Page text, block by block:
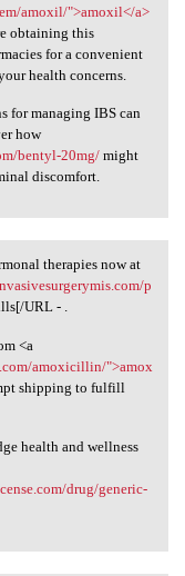
amoxil/">amoxil</a>
obtaining this
for a convenient
health concerns.
for managing IBS can
how
bentyl-20mg/might
discomfort.
therapies now at
p
URL - .
<a
amoxicillin/">amox
shipping to fulfill
health and wellness
drug/generic-